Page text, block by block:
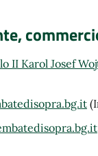
II Karol Josef